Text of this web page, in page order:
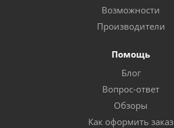
Возможности
Производители
Помощь
Блог
Вопрос-ответ
Обзоры
Как оформить заказ